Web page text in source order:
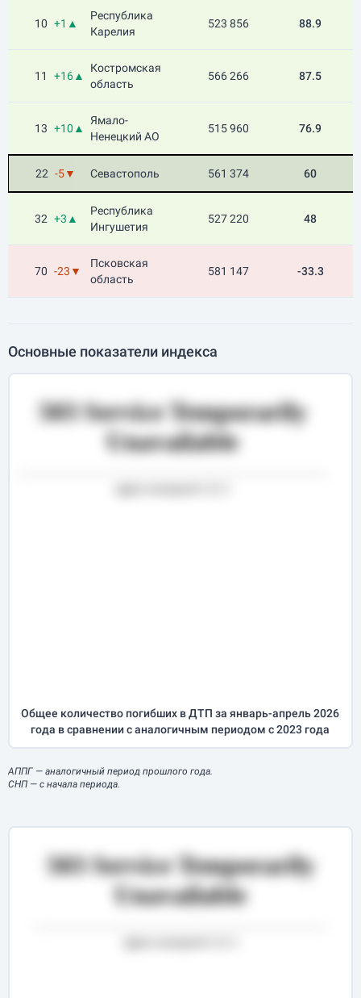
10 +1▲
Республика
Карелия
523 856 88.9
11 +16▲
Костромская
область
566 266 87.5
13 +10▲
Ямало-
Ненецкий АО
515 960 76.9
22 -5▼ Севастополь 561 374 60
32 +3▲
Республика
Ингушетия
527 220 48
70 -23▼
Псковская
область
581 147 -33.3
Основные показатели индекса
Общее количество погибших в ДТП заянварь-апрель2026
года в сравнении с аналогичным периодом с 2023 года
АППГ — аналогичный период прошлого года.
СНП — с начала периода.